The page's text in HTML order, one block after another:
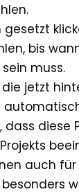
gesetzt
bis
muss.
jetzt
dass diese
auch